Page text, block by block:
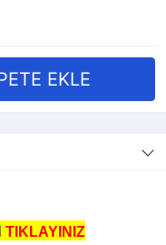
TIKLAYINIZ